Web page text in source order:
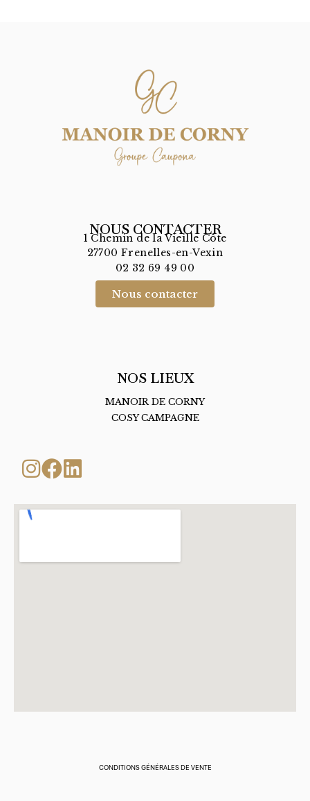
NOUS CONTACTER
1 Chemin de la Vieille Côte
27700 Frenelles-en-Vexin
02 32 69 49 00
Nous contacter
NOS LIEUX
MANOIR DE CORNY
COSY CAMPAGNE
CONDITIONS GÉNÉRALES DE VENTE